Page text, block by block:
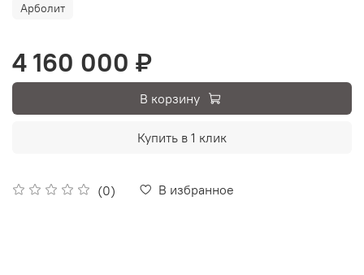
(0) В избранное
Арболит
4 160 000 ₽
В корзину
Купить в 1 клик